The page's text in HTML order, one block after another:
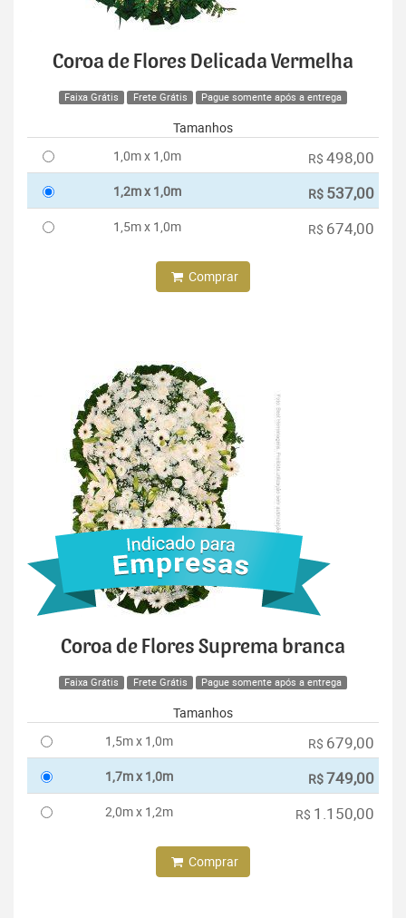
Coroa de Flores Delicada Vermelha
Faixa Grátis Frete Grátis Pague somente após a entrega
Tamanhos
1,0m x 1,0m
R$ 498,00
1,2m x 1,0m R$ 537,00
1,5m x 1,0m R$ 674,00
Comprar
Coroa de Flores Suprema branca
Faixa Grátis Frete Grátis Pague somente após a entrega
Tamanhos
1,5m x 1,0m
R$ 679,00
1,7m x 1,0m R$749,00
2,0m x 1,2m R$ 1.150,00
Comprar